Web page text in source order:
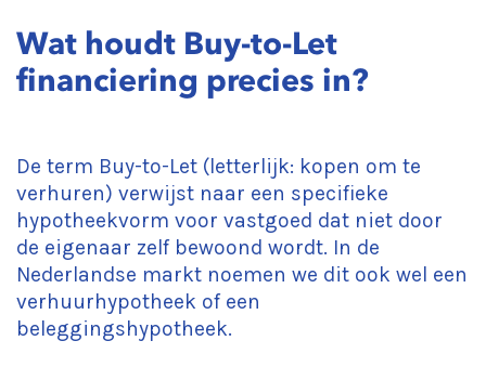
Wat houdt Buy-to-Let
financiering precies in?
De term Buy-to-Let (letterlijk: kopen om te
verhuren) verwijst naar een specifieke
hypotheekvorm voor vastgoed dat niet door
de eigenaar zelf bewoond wordt. In de
Nederlandse markt noemen we dit ook wel een
verhuurhypotheek of een
beleggingshypotheek.